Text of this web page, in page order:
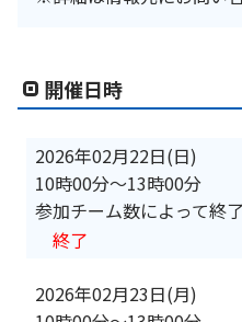
開催日時
2026年02月22日(日)
10時00分〜13時00分
参加チーム数によって終
終了
2026年02月23日(月)